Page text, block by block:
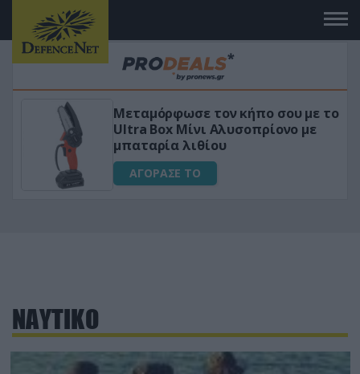
«Μαγική» φόρμουλα τριβόλι + VIP
για αύξηση της λίμπιντο
ΑΓΟΡΑΣΕ ΤΟ
ΝΑΥΤΙΚΟ